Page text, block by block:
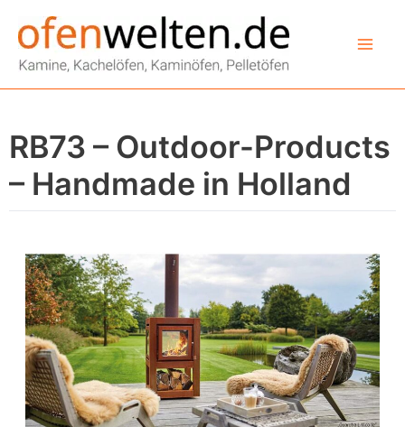
Inhalt
springen
RB73 – Outdoor-Products
– Handmade in Holland